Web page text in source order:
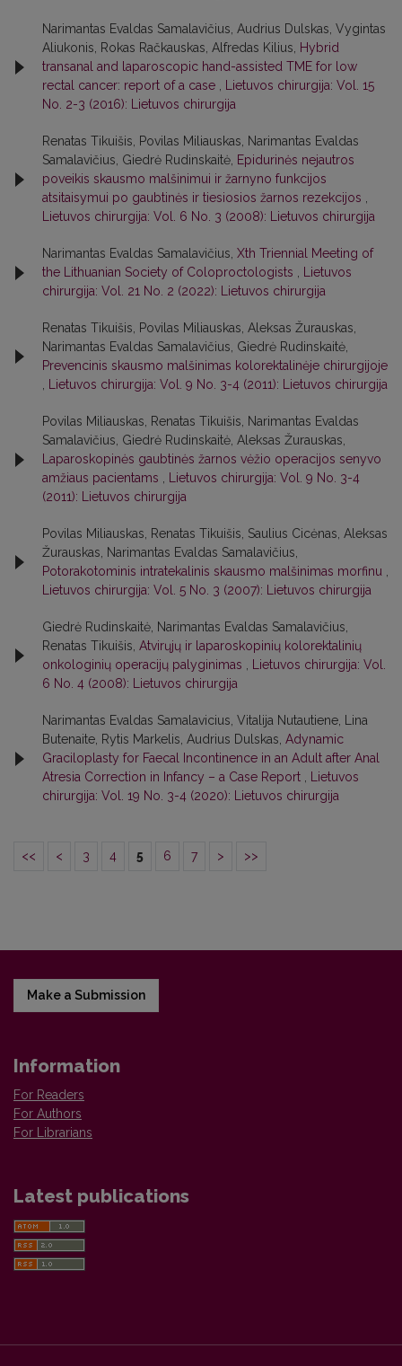
Narimantas Evaldas Samalavičius, Audrius Dulskas, Vygintas
Aliukonis, Rokas Račkauskas, Alfredas Kilius,
Hybrid
transanal and laparoscopic hand-assisted TME for low
rectal cancer: report of a case
Lietuvos chirurgija: Vol. 15
No. 2-3 (2016): Lietuvos chirurgija
Renatas Tikuišis, Povilas Miliauskas, Narimantas Evaldas
Samalavičius, Giedrė Rudinskaitė, Epidurinės nejautros
poveikis skausmo malšinimui ir žarnyno funkcijos
atsitaisymui po gaubtinės ir tiesiosios žarnos rezekcijos
Lietuvos chirurgija: Vol. 6 No. 3 (2008): Lietuvos chirurgija
Narimantas Evaldas Samalavičius, Xth Triennial Meeting of
the Lithuanian Society of Coloproctologists
Lietuvos
chirurgija: Vol. 21 No. 2 (2022): Lietuvos chirurgija
Renatas Tikuišis, Povilas Miliauskas, Aleksas Žurauskas,
Narimantas Evaldas Samalavičius, Giedrė Rudinskaitė,
Prevencinis skausmo malšinimas kolorektalinėje chirurgijoje
Lietuvos chirurgija: Vol. 9 No. 3-4 (2011): Lietuvos chirurgija
Povilas Miliauskas, Renatas Tikuišis, Narimantas Evaldas
Samalavičius, Giedrė Rudinskaitė, Aleksas Žurauskas,
Laparoskopinės gaubtinės žarnos vėžio operacijos senyvo
amžiaus pacientams
Lietuvos chirurgija: Vol. 9 No. 3-4
(2011): Lietuvos chirurgija
Povilas Miliauskas, Renatas Tikuišis, Saulius Cicėnas, Aleksas
Žurauskas, Narimantas Evaldas Samalavičius,
Potorakotominis intratekalinis skausmo malšinimas morfinu
Lietuvos chirurgija: Vol. 5 No. 3 (2007): Lietuvos chirurgija
Giedrė Rudinskaitė, Narimantas Evaldas Samalavičius,
Renatas Tikuišis, Atvirųjų ir laparoskopinių kolorektalinių
onkologinių operacijų palyginimas
Lietuvos chirurgija: Vol.
6 No. 4 (2008): Lietuvos chirurgija
Narimantas Evaldas Samalavicius, Vitalija Nutautiene, Lina
Butenaite, Rytis Markelis, Audrius Dulskas, Adynamic
Graciloplasty for Faecal Incontinence in an Adult after Anal
Atresia Correction in Infancy – a Case Report
Lietuvos
chirurgija: Vol. 19 No. 3-4 (2020): Lietuvos chirurgija
<< < 3 4 5 6 7 > >>
Make a Submission
Information
For Readers
For Authors
For Librarians
Latest publications